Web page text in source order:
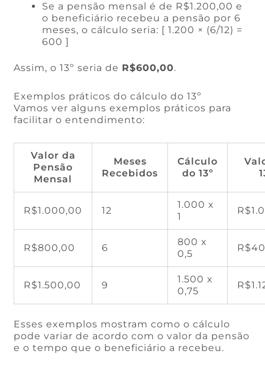
Se a pensão mensal é de R$1.200,00 e
o beneficiário recebeu a pensão por 6
meses, o cálculo seria: [ 1.200 × (6/12) =
600 ]
Assim, o 13º seria de R$600,00.
Exemplos práticos do cálculo do 13º
Vamos ver alguns exemplos práticos para
facilitar o entendimento:
Valor da
Pensão
Mensal
Meses
Recebidos
Cálculo
do 13º
R$1.000,00 12
1.000 x
1
R$800,00 6
800 x
0,5
R$1.500,00 9
1.500 x
0,75
Esses exemplos mostram como o cálculo
pode variar de acordo com o valor da pensão
e o tempo que o beneficiário a recebeu.